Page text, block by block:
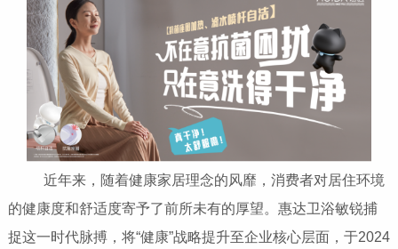
近年来，随着健康家居理念的风靡，消费者对居住环境
的健康度和舒适度寄予了前所未有的厚望。惠达卫浴敏锐捕
捉这一时代脉搏，将“健康”战略提升至企业核心层面，于2024